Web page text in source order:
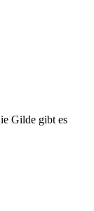
Gilde gibt es